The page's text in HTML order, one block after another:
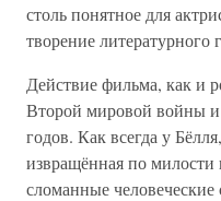
столь понятное для
творение литературного
Действие фильма, как и
Второй мировой войны и
годов. Как всегда у
извращённая по милости
сломанные